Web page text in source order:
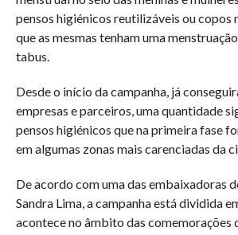
pensos higiénicos reutilizáveis ou copos
que as mesmas tenham uma
tabus.
Desde o início da campanha, já
empresas e parceiros, uma quantidade
pensos higiénicos que na primeira fase
em algumas zonas mais carenciadas da
De acordo com uma das embaixadoras
Sandra Lima, a campanha está dividida
acontece no âmbito das comemorações